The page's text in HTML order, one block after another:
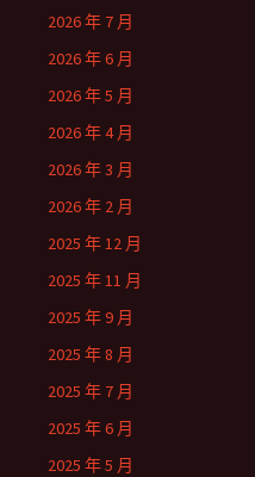
2026 年 7 月
2026 年 6 月
2026 年 5 月
2026 年 4 月
2026 年 3 月
2026 年 2 月
2025 年 12 月
2025 年 11 月
2025 年 9 月
2025 年 8 月
2025 年 7 月
2025 年 6 月
2025 年 5 月